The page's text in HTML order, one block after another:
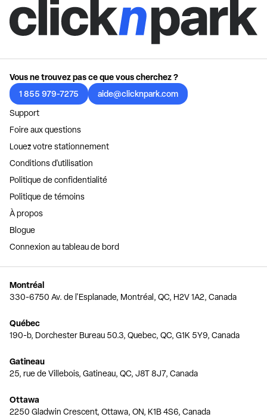
Vous ne trouvez pas ce que vous cherchez ?
1 855 979-7275
aide@clicknpark.com
Support
Foire aux questions
Louez votre stationnement
Conditions d'utilisation
Politique de confidentialité
Politique de témoins
À propos
Blogue
Connexion au tableau de bord
Montréal
330-6750 Av. de l'Esplanade, Montréal, QC, H2V 1A2, Canada
Québec
190-b, Dorchester Bureau 50.3, Quebec, QC, G1K 5Y9, Canada
Gatineau
25, rue de Villebois, Gatineau, QC, J8T 8J7, Canada
Ottawa
2250 Gladwin Crescent, Ottawa, ON, K1B 4S6, Canada